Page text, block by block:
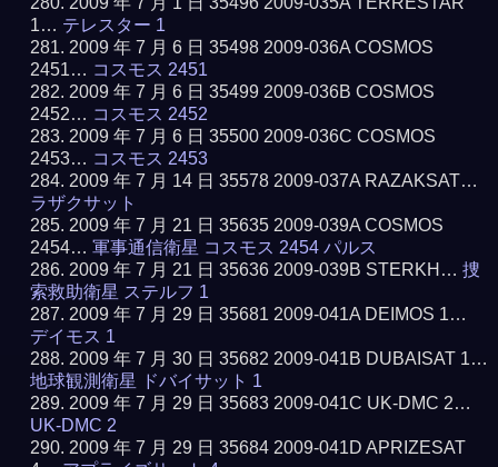
1… テレスター 1
2009 年 7 月 6 日 35498 2009-036A COSMOS
2451… コスモス 2451
2009 年 7 月 6 日 35499 2009-036B COSMOS
2452… コスモス 2452
2009 年 7 月 6 日 35500 2009-036C COSMOS
2453… コスモス 2453
2009 年 7 月 14 日 35578 2009-037A RAZAKSAT…
ラザクサット
2009 年 7 月 21 日 35635 2009-039A COSMOS
2454…軍事通信衛星 コスモス 2454 パルス
2009 年 7 月 21 日 35636 2009-039B STERKH…捜
索救助衛星 ステルフ 1
2009 年 7 月 29 日 35681 2009-041A DEIMOS 1…
デイモス 1
2009 年 7 月 30 日 35682 2009-041B DUBAISAT 1…
地球観測衛星 ドバイサット 1
2009 年 7 月 29 日 35683 2009-041C UK-DMC 2…
UK-DMC 2
2009 年 7 月 29 日 35684 2009-041D APRIZESAT